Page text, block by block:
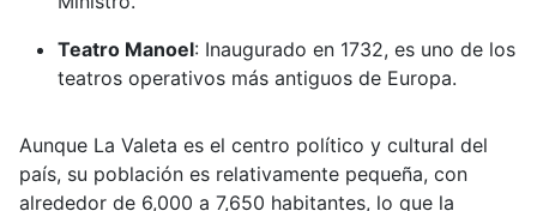
Teatro Manoel: Inaugurado en 1732, es uno de los
teatros operativos más antiguos de Europa.
Aunque La Valeta es el centro político y cultural del
país, su población es relativamente pequeña, con
alrededor de 6,000 a 7,650 habitantes, lo que la